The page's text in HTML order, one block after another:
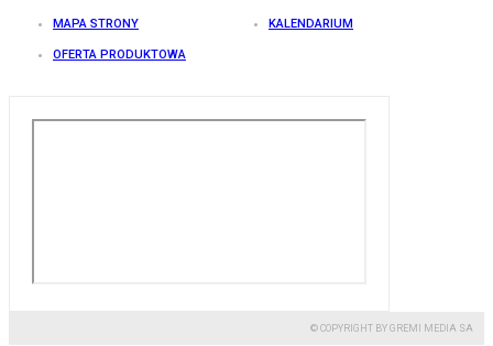
MAPA STRONY KALENDARIUM
OFERTA PRODUKTOWA
© COPYRIGHT BY GREMI MEDIA SA